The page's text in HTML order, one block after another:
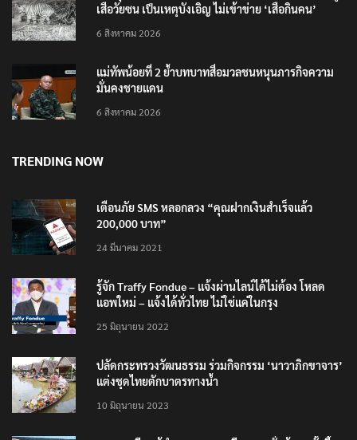
กรมอุทยานฯ ชี้ เสือโคร่งทำร้าย จนท.ห้วยขาแข้งเป็นลูก
แม่ทัพน้อยที่ 2 ย้ำบทบาทสื่อมวลชนหนุนภารกิจความ
เตือนภัย SMS หลอกลวง “คุณฝากเงินสำเร็จแล้ว
รู้จัก Traffy Fondue – แจ้งผ่านไลน์ได้ไม่ต้อง โหลด
ปลัดกระทรวงวัฒนธรรม ร่วมกิจกรรม ‘นาวาภิกขาจาร’